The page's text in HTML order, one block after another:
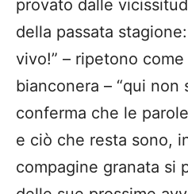
provato dalle
della passata
vivo!” – ripetono
bianconera – “qui non
conferma che le
e ciò che resta sono,
compagine granata si